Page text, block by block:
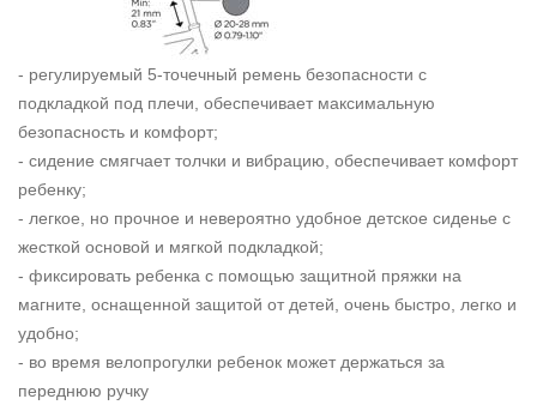
- регулируемый 5-точечный ремень безопасности с
подкладкой под плечи, обеспечивает максимальную
безопасность и комфорт;
- сидение смягчает толчки и вибрацию, обеспечивает комфорт
ребенку;
- легкое, но прочное и невероятно удобное детское сиденье с
жесткой основой и мягкой подкладкой;
- фиксировать ребенка с помощью защитной пряжки на
магните, оснащенной защитой от детей, очень быстро, легко и
удобно;
- во время велопрогулки ребенок может держаться за
переднюю ручку